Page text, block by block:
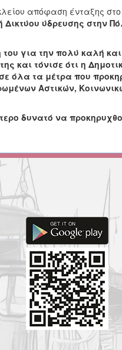
απόφαση ένταξης στο
Δικτύου ύδρευσης στην
για την πολύ καλή και
και τόνισε ότι η
όλα τα μέτρα που
Αστικών,
δυνατό να